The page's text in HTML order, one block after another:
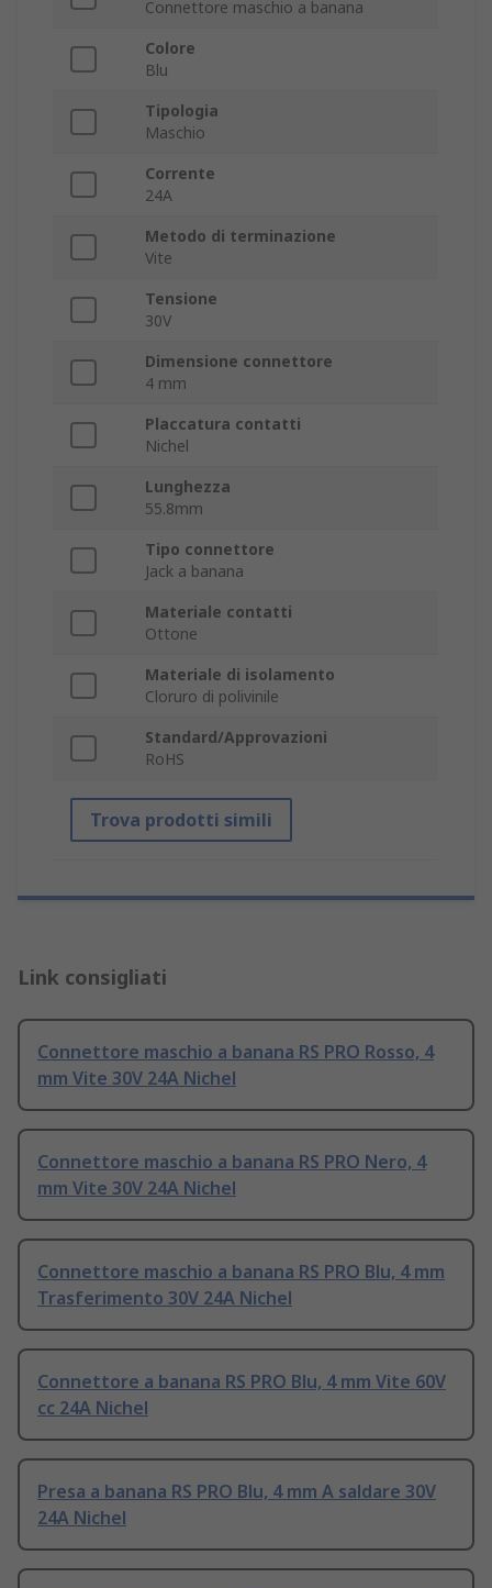
Connettore maschio a banana
Colore
Blu
Tipologia
Maschio
Corrente
24A
Metodo di terminazione
Vite
Tensione
30V
Dimensione connettore
4 mm
Placcatura contatti
Nichel
Lunghezza
55.8mm
Tipo connettore
Jack a banana
Materiale contatti
Ottone
Materiale di isolamento
Cloruro di polivinile
Standard/Approvazioni
RoHS
Trova prodotti simili
Link consigliati
Connettore maschio a banana RS PRO Rosso, 4
mm Vite 30V 24A Nichel
Connettore maschio a banana RS PRO Nero, 4
mm Vite 30V 24A Nichel
Connettore maschio a banana RS PRO Blu, 4 mm
Trasferimento 30V 24A Nichel
Connettore a banana RS PRO Blu, 4 mm Vite 60V
cc 24A Nichel
Presa a banana RS PRO Blu, 4 mm A saldare 30V
24A Nichel